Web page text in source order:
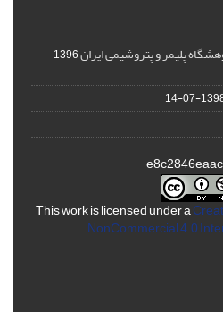
پلیمر و پتروشیمی ایران
1396-
1398-
This work is licensed under a
NonCommercial 4.0
.